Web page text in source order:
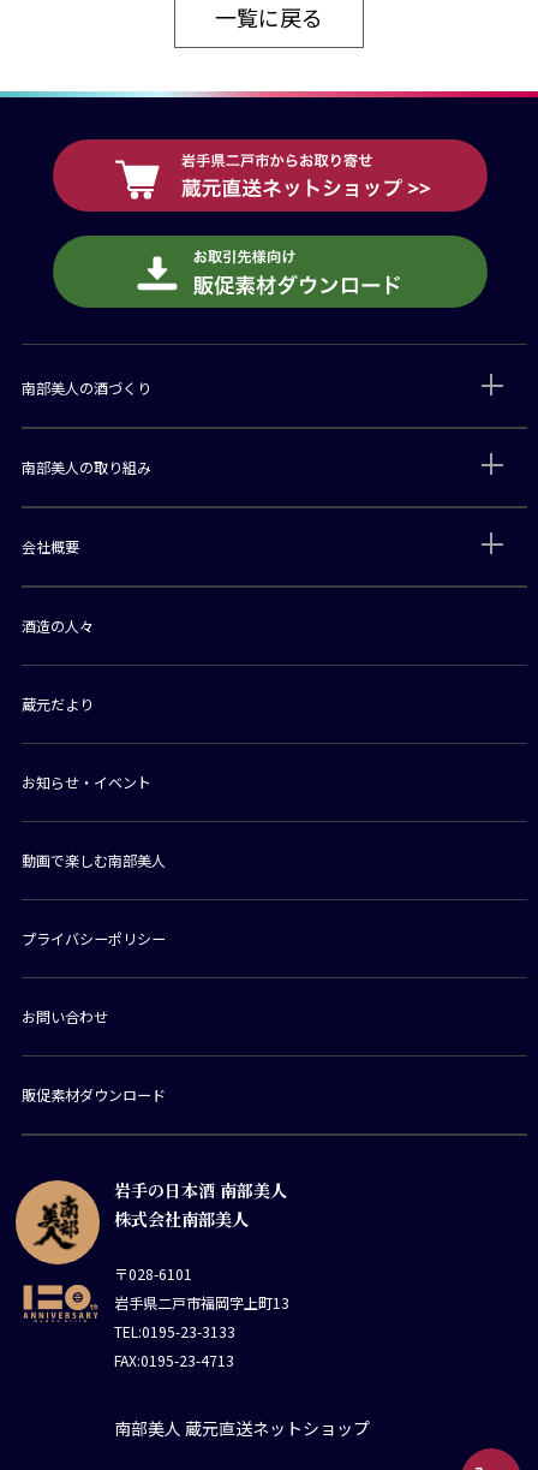
一覧に戻る
岩手の日本酒 南部美人
株式会社南部美人
〒028-6101
岩手県二戸市福岡字上町13
TEL:0195-23-3133
FAX:0195-23-4713
南部美人 蔵元直送ネットショップ
南部美人の酒づくり
南部美人の取り組み
会社概要
酒造の人々
蔵元だより
お知らせ・イベント
動画で楽しむ南部美人
プライバシーポリシー
お問い合わせ
販促素材ダウンロード